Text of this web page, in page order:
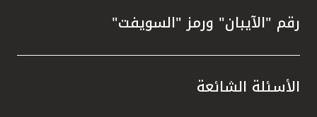
رقم "الآيبان" ورمز "السويفت"
الأسئلة الشائعة